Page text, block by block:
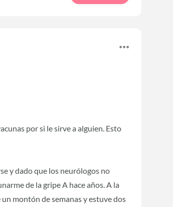
por si le sirve a alguien. Esto
y dado que los neurólogos no
de la gripe A hace años. A la
montón de semanas y estuve dos